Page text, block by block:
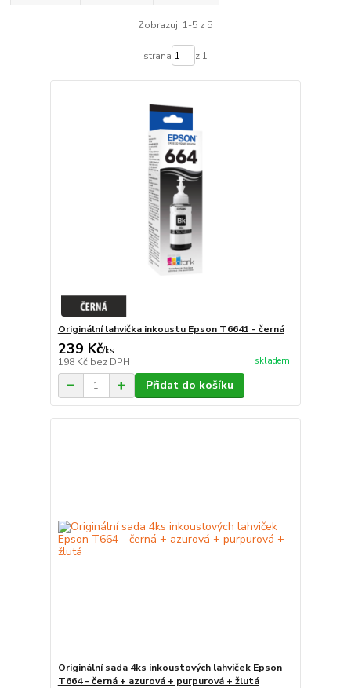
Zobrazuji 1-5 z 5
strana z 1
Originální lahvička inkoustu Epson T6641 - černá
239 Kč/ks
198 Kč bez DPH skladem
Přidat do košíku
Originální sada 4ks inkoustových lahviček Epson
T664 - černá + azurová + purpurová + žlutá